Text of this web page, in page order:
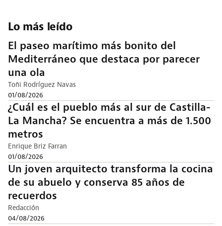
Lo más leído
El paseo marítimo más bonito del
Mediterráneo que destaca por parecer
una ola
Toñi Rodríguez Navas
01/08/2026
¿Cuál es el pueblo más al sur de Castilla-
La Mancha? Se encuentra a más de 1.500
metros
Enrique Briz Farran
01/08/2026
Un joven arquitecto transforma la cocina
de su abuelo y conserva 85 años de
recuerdos
Redacción
04/08/2026